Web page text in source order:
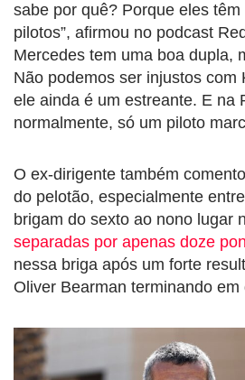
sabe por quê? Porque eles
pilotos”, afirmou no podcast
Mercedes tem uma boa dupla,
Não podemos ser injustos com
ele ainda é um estreante. E na
normalmente, só um piloto
O ex-dirigente também
do pelotão, especialmente
brigam do sexto ao nono lugar
separadas por apenas doze
nessa briga após um forte
Oliver Bearman terminando em